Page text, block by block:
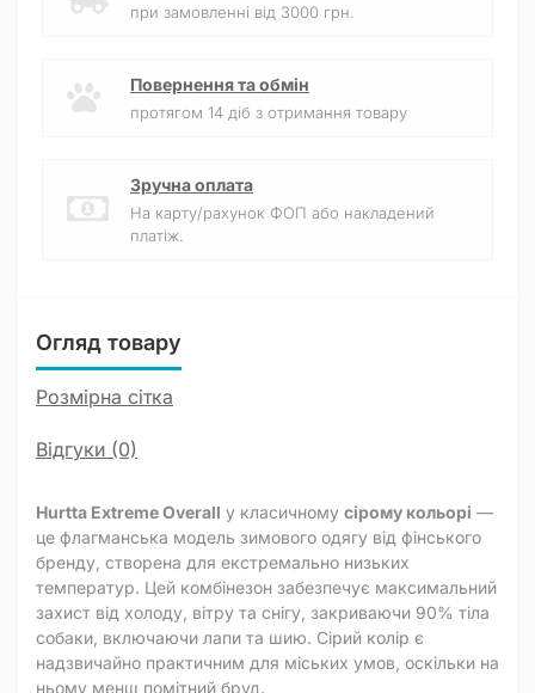
при замовленні від 3000 грн.
Повернення та обмін
протягом 14 діб з отримання товару
Зручна оплата
На карту/рахунок ФОП або накладений
платіж.
Огляд товару
Розмірна сітка
Відгуки (0)
Hurtta Extreme Overall у класичному сірому кольорі —
це флагманська модель зимового одягу від фінського
бренду, створена для екстремально низьких
температур. Цей комбінезон забезпечує максимальний
захист від холоду, вітру та снігу, закриваючи 90% тіла
собаки, включаючи лапи та шию. Сірий колір є
надзвичайно практичним для міських умов, оскільки на
ньому менш помітний бруд.